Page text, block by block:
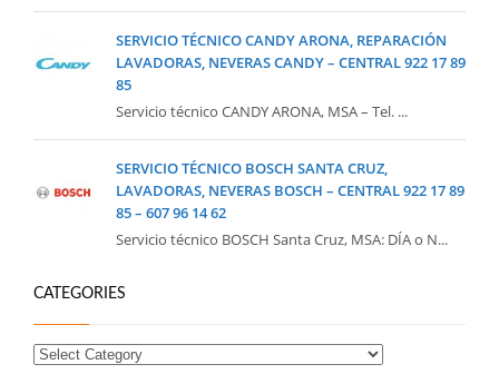
SERVICIO TÉCNICO CANDY ARONA, REPARACIÓN
LAVADORAS, NEVERAS CANDY – CENTRAL 922 17 89
85
Servicio técnico CANDY ARONA, MSA – Tel. ...
SERVICIO TÉCNICO BOSCH SANTA CRUZ,
LAVADORAS, NEVERAS BOSCH – CENTRAL 922 17 89
85 – 607 96 14 62
Servicio técnico BOSCH Santa Cruz, MSA: DÍA o N...
CATEGORIES